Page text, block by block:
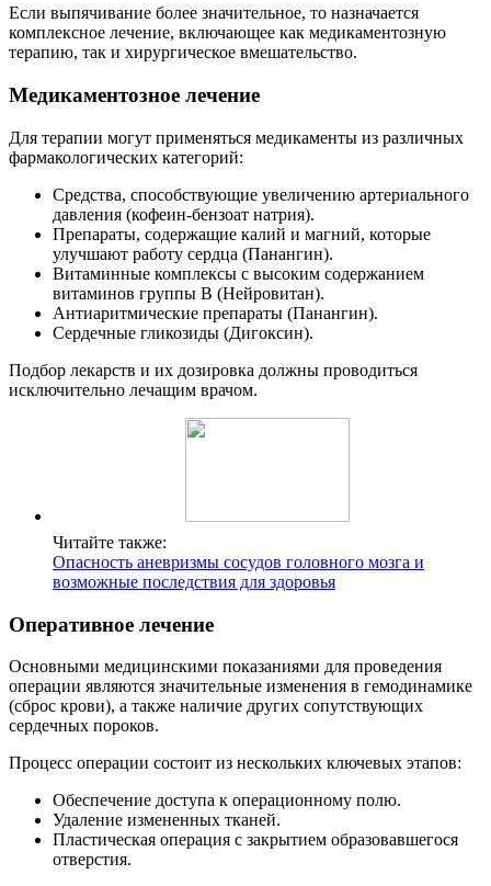
Если выпячивание более значительное, то назначается
комплексное лечение, включающее как медикаментозную
терапию, так и хирургическое вмешательство.
Медикаментозное лечение
Для терапии могут применяться медикаменты из различных
фармакологических категорий:
Средства, способствующие увеличению артериального
давления (кофеин-бензоат натрия).
Препараты, содержащие калий и магний, которые
улучшают работу сердца (Панангин).
Витаминные комплексы с высоким содержанием
витаминов группы В (Нейровитан).
Антиаритмические препараты (Панангин).
Сердечные гликозиды (Дигоксин).
Подбор лекарств и их дозировка должны проводиться
исключительно лечащим врачом.
Читайте также:
Опасность аневризмы сосудов головного мозга и
возможные последствия для здоровья
Оперативное лечение
Основными медицинскими показаниями для проведения
операции являются значительные изменения в гемодинамике
(сброс крови), а также наличие других сопутствующих
сердечных пороков.
Процесс операции состоит из нескольких ключевых этапов:
Обеспечение доступа к операционному полю.
Удаление измененных тканей.
Пластическая операция с закрытием образовавшегося
отверстия.